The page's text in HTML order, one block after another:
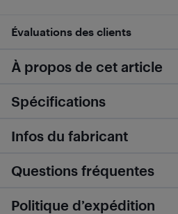
Évaluations des clients
À propos de cet article
Spécifications
Infos du fabricant
Questions fréquentes
Politique d’expédition